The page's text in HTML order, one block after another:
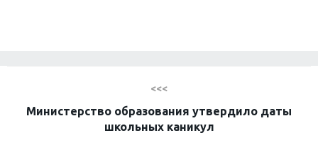
<<<
Министерство образования утвердило даты
школьных каникул